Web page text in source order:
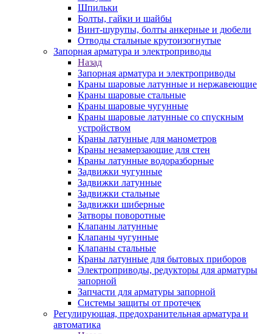
Шпильки
Болты, гайки и шайбы
Винт-шурупы, болты анкерные и дюбели
Отводы стальные крутоизогнутые
Запорная арматура и электроприводы
Назад
Запорная арматура и электроприводы
Краны шаровые латунные и нержавеющие
Краны шаровые стальные
Краны шаровые чугунные
Краны шаровые латунные со спускным
устройством
Краны латунные для манометров
Краны незамерзающие для стен
Краны латунные водоразборные
Задвижки чугунные
Задвижки латунные
Задвижки стальные
Задвижки шиберные
Затворы поворотные
Клапаны латунные
Клапаны чугунные
Клапаны стальные
Краны латунные для бытовых приборов
Электроприводы, редукторы для арматуры
запорной
Запчасти для арматуры запорной
Системы защиты от протечек
Регулирующая, предохранительная арматура и
автоматика